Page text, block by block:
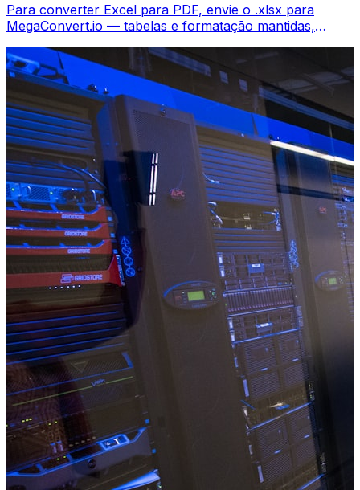
Para converter Excel para PDF, envie o .xlsx para
MegaConvert.io — tabelas e formatação mantidas,